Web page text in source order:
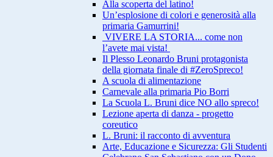
Alla scoperta del latino!
Un’esplosione di colori e generosità alla
primaria Gamurrini!
VIVERE LA STORIA... come non
l’avete mai vista!
Il Plesso Leonardo Bruni protagonista
della giornata finale di #ZeroSpreco!
A scuola di alimentazione
Carnevale alla primaria Pio Borri
La Scuola L. Bruni dice NO allo spreco!
Lezione aperta di danza - progetto
coreutico
L. Bruni: il racconto di avventura
Arte, Educazione e Sicurezza: Gli Studenti